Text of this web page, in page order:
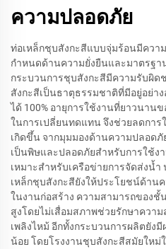
ความปลอดภัย
ท่อเหล็กชุบสังกะสีแบบจุ่มร้อนมีคว
กำหนดด้านความยั่งยืนและมาตรฐ
กระบวนการชุบสังกะสีมีความรับผิด
สังกะสีเป็นธาตุธรรมชาติที่มีอยู่อย่า
ได้ 100% อายุการใช้งานที่ยาวนาน
ในการเปลี่ยนทดแทน จึงช่วยลดกา
เกิดขึ้น จากมุมมองด้านความปลอด
เป็นพิษและปลอดภัยสำหรับการใช้ง
เหมาะสำหรับเครือข่ายการจัดส่งน้
เหล็กชุบสังกะสียังให้ประโยชน์ด้าน
ในงานก่อสร้าง ความสามารถของ
สูงโดยไม่เสื่อมสภาพช่วยรักษาควา
เพลิงไหม้ อีกทั้งกระบวนการผลิตยัง
น้อย โดยโรงงานชุบสังกะสีสมัยให